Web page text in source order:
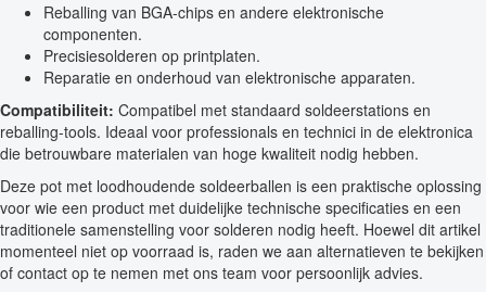
Reballing van BGA-chips en andere elektronische
componenten.
Precisiesolderen op printplaten.
Reparatie en onderhoud van elektronische apparaten.
Compatibiliteit: Compatibel met standaard soldeerstations en
reballing-tools. Ideaal voor professionals en technici in de elektronica
die betrouwbare materialen van hoge kwaliteit nodig hebben.
Deze pot met loodhoudende soldeerballen is een praktische oplossing
voor wie een product met duidelijke technische specificaties en een
traditionele samenstelling voor solderen nodig heeft. Hoewel dit artikel
momenteel niet op voorraad is, raden we aan alternatieven te bekijken
of contact op te nemen met ons team voor persoonlijk advies.